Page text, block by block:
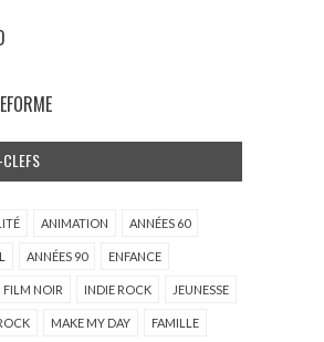
ANIMATION ANNÉES 60
ANNÉES 90 ENFANCE
FILM NOIR INDIE ROCK JEUNESSE
MAKE MY DAY FAMILLE